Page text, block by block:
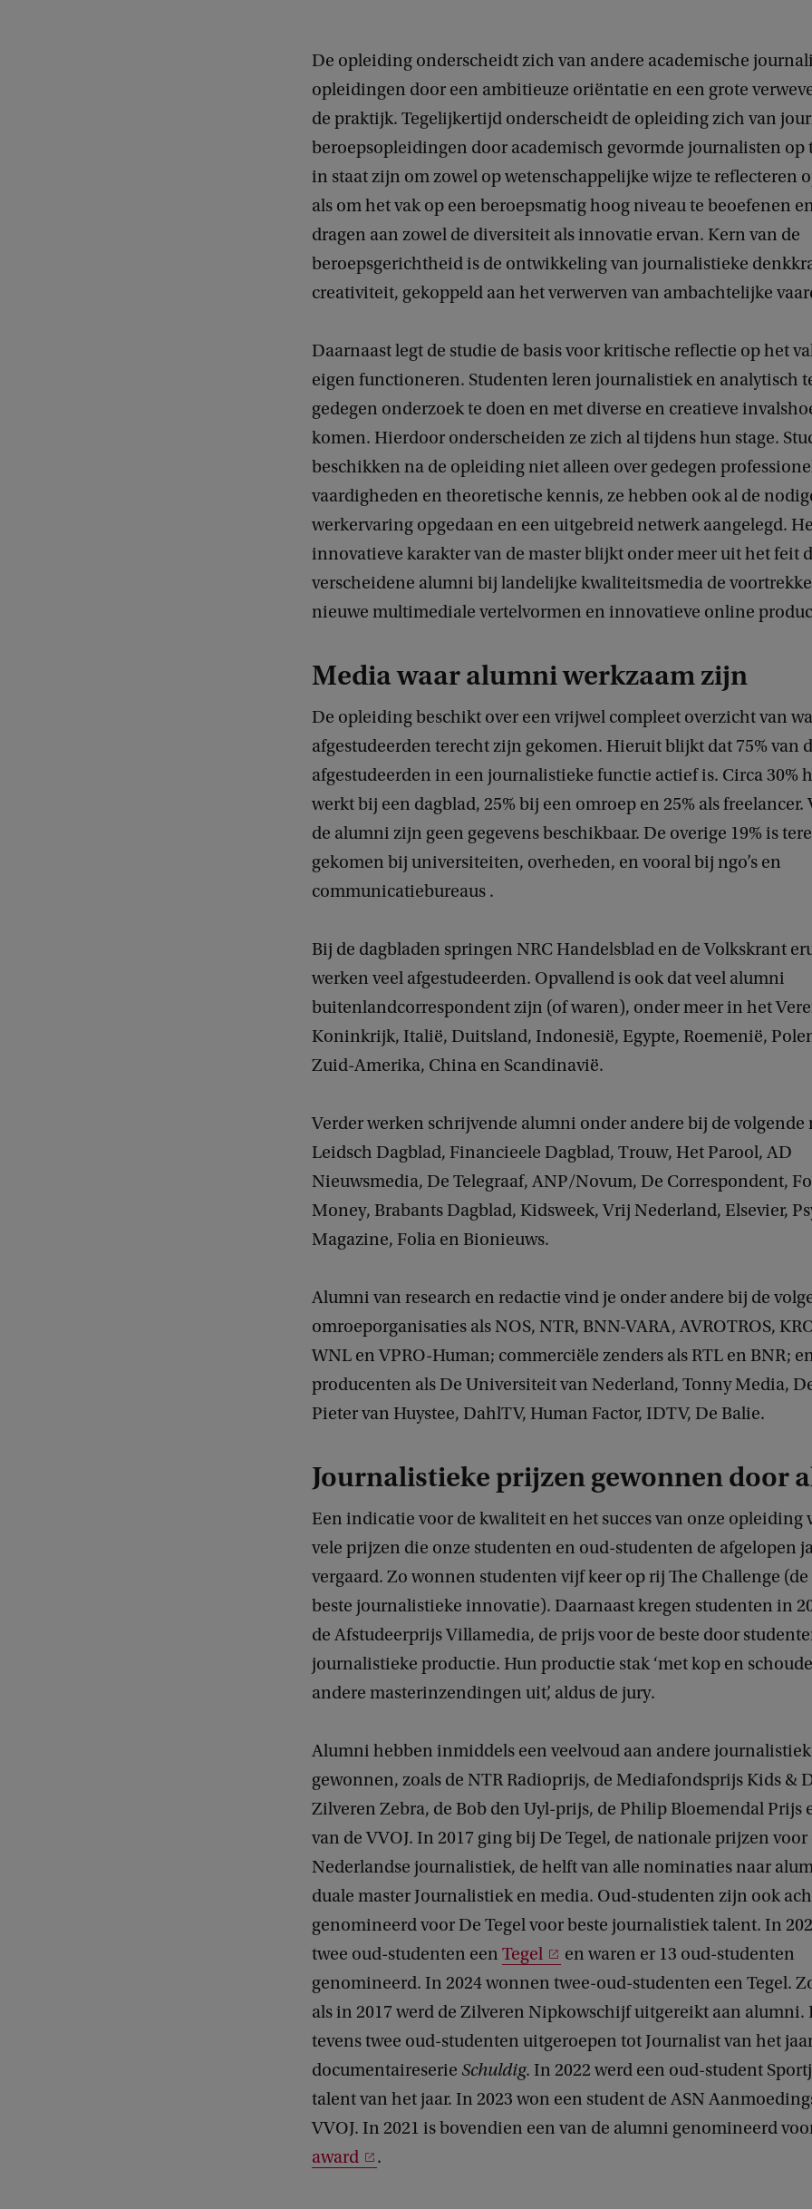
De opleiding onderscheidt zich van andere academische
opleidingen door een ambitieuze oriëntatie en een grote
de praktijk. Tegelijkertijd onderscheidt de opleiding zich van
beroepsopleidingen door academisch gevormde journalisten op
in staat zijn om zowel op wetenschappelijke wijze te reflecteren
als om het vak op een beroepsmatig hoog niveau te beoefenen
dragen aan zowel de diversiteit als innovatie ervan. Kern van de
beroepsgerichtheid is de ontwikkeling van journalistieke
creativiteit, gekoppeld aan het verwerven van ambachtelijke
Daarnaast legt de studie de basis voor kritische reflectie op het
eigen functioneren. Studenten leren journalistiek en analytisch
gedegen onderzoek te doen en met diverse en creatieve
komen. Hierdoor onderscheiden ze zich al tijdens hun stage.
beschikken na de opleiding niet alleen over gedegen
vaardigheden en theoretische kennis, ze hebben ook al de
werkervaring opgedaan en een uitgebreid netwerk aangelegd.
innovatieve karakter van de master blijkt onder meer uit het feit
verscheidene alumni bij landelijke kwaliteitsmedia de
nieuwe multimediale vertelvormen en innovatieve online
Media waar alumni werkzaam zijn
De opleiding beschikt over een vrijwel compleet overzicht van
afgestudeerden terecht zijn gekomen. Hieruit blijkt dat 75% van
afgestudeerden in een journalistieke functie actief is. Circa 30%
werkt bij een dagblad, 25% bij een omroep en 25% als freelancer.
de alumni zijn geen gegevens beschikbaar. De overige 19% is
gekomen bij universiteiten, overheden, en vooral bij ngo’s en
communicatiebureaus .
Bij de dagbladen springen NRC Handelsblad en de Volkskrant
werken veel afgestudeerden. Opvallend is ook dat veel alumni
buitenlandcorrespondent zijn (of waren), onder meer in het
Koninkrijk, Italië, Duitsland, Indonesië, Egypte, Roemenië,
Zuid-Amerika, China en Scandinavië.
Verder werken schrijvende alumni onder andere bij de volgende
Leidsch Dagblad, Financieele Dagblad, Trouw, Het Parool, AD
Nieuwsmedia, De Telegraaf, ANP/Novum, De Correspondent,
Money, Brabants Dagblad, Kidsweek, Vrij Nederland, Elsevier,
Magazine, Folia en Bionieuws.
Alumni van research en redactie vind je onder andere bij de
omroeporganisaties als NOS, NTR, BNN-VARA, AVROTROS,
WNL en VPRO-Human; commerciële zenders als RTL en BNR;
producenten als De Universiteit van Nederland, Tonny Media,
Pieter van Huystee, DahlTV, Human Factor, IDTV, De Balie.
Journalistieke prijzen gewonnen door
Een indicatie voor de kwaliteit en het succes van onze opleiding
vele prijzen die onze studenten en oud-studenten de afgelopen
vergaard. Zo wonnen studenten vijf keer op rij The Challenge
beste journalistieke innovatie). Daarnaast kregen studenten in
de Afstudeerprijs Villamedia, de prijs voor de beste door
journalistieke productie. Hun productie stak ‘met kop en
andere masterinzendingen uit’, aldus de jury.
Alumni hebben inmiddels een veelvoud aan andere
gewonnen, zoals de NTR Radioprijs, de Mediafondsprijs Kids &
Zilveren Zebra, de Bob den Uyl-prijs, de Philip Bloemendal Prijs
van de VVOJ. In 2017 ging bij De Tegel, de nationale prijzen voor
Nederlandse journalistiek, de helft van alle nominaties naar
duale master Journalistiek en media. Oud-studenten zijn ook
genomineerd voor De Tegel voor beste journalistiek talent. In
twee oud-studenten een Tegel
en waren er 13 oud-studenten
genomineerd. In 2024 wonnen twee-oud-studenten een Tegel.
als in 2017 werd de Zilveren Nipkowschijf uitgereikt aan alumni.
tevens twee oud-studenten uitgeroepen tot Journalist van het
documentaireserie Schuldig. In 2022 werd een oud-student
talent van het jaar. In 2023 won een student de ASN
VVOJ. In 2021 is bovendien een van de alumni genomineerd
award
.